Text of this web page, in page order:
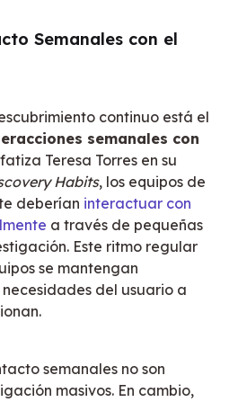
Semanales con el
continuo está el
semanales con
Teresa Torres en su
Habits, los equipos de
deberían interactuar con
a través de pequeñas
Este ritmo regular
se mantengan
del usuario a
semanales no son
masivos. En cambio,